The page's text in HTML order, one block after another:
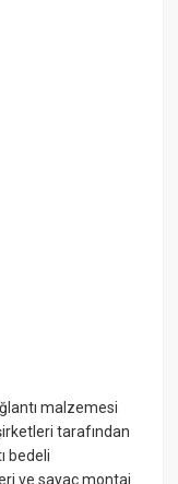
malzemesi
tarafından
bedeli
ve sayaç montaj